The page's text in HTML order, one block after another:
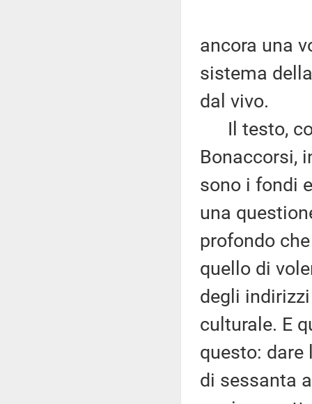
ancora una
sistema
dal vivo.
Il testo,
Bonaccorsi,
sono i fondi
una
profondo
quello di
degli
culturale. E
questo: dare
di sessanta